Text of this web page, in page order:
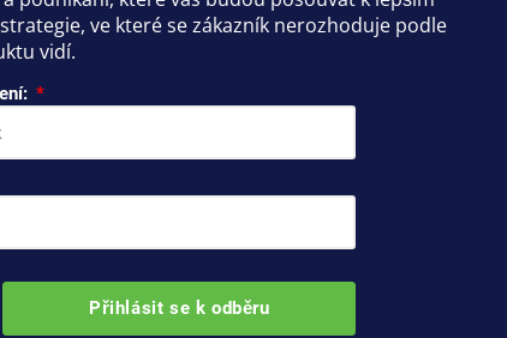
ve které se zákazník nerozhoduje podle
vidí.
Přihlásit se k odběru